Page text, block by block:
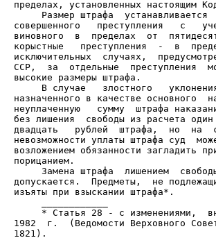
Размер штрафа  устанавливается
совершенного   преступления   с
виновного  в  пределах  от
корыстные   преступления  -  в
исключительных  случаях,
ССР,  за  отдельные  преступления
В случае   злостного
назначенного в качестве основного
неуплаченную   сумму  штрафа
без лишения  свободы из расчета
двадцать   рублей  штрафа,  но  на
невозможности уплаты штрафа суд
возложением обязанности загладить
Замена штрафа  лишением
допускается.  Предметы,  не
* Статья 28 - с изменениями,
1982  г.  (Ведомости Верховного